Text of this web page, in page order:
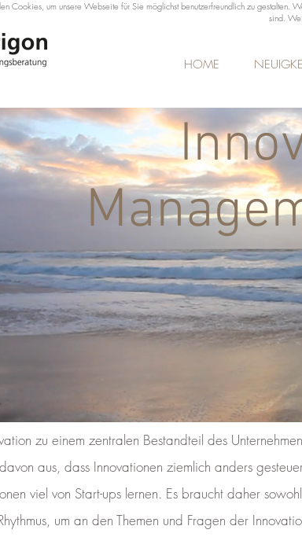
HOME
Cookies, um unsere Webseite für Sie möglichst benutzerfreundlich zu gestalten.
sind.
zu einem zentralen Bestandteil des
aus, dass Innovationen ziemlich anders
viel von Start-ups lernen. Es braucht daher
um an den Themen und Fragen der